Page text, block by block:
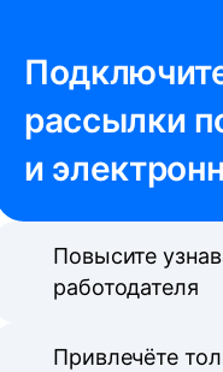
рассылки
и
Повысите
работодателя
Привлечёте